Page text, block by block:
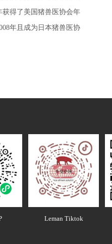
获得了美国猪兽医协会年
年且成为日本猪兽医协
Leman Tiktok